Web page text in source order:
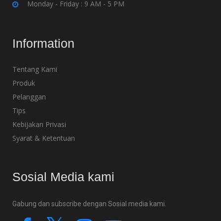
Monday - Friday : 9 AM - 5 PM
Information
Tentang Kami
Produk
Pelanggan
Tips
Kebijakan Privasi
Syarat & Ketentuan
Sosial Media kami
Gabung dan subscribe dengan Sosial media kami.